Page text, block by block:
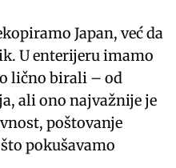
Japan, već da
U enterijeru imamo
lično birali – od
ali ono najvažnije je
poštovanje
pokušavamo